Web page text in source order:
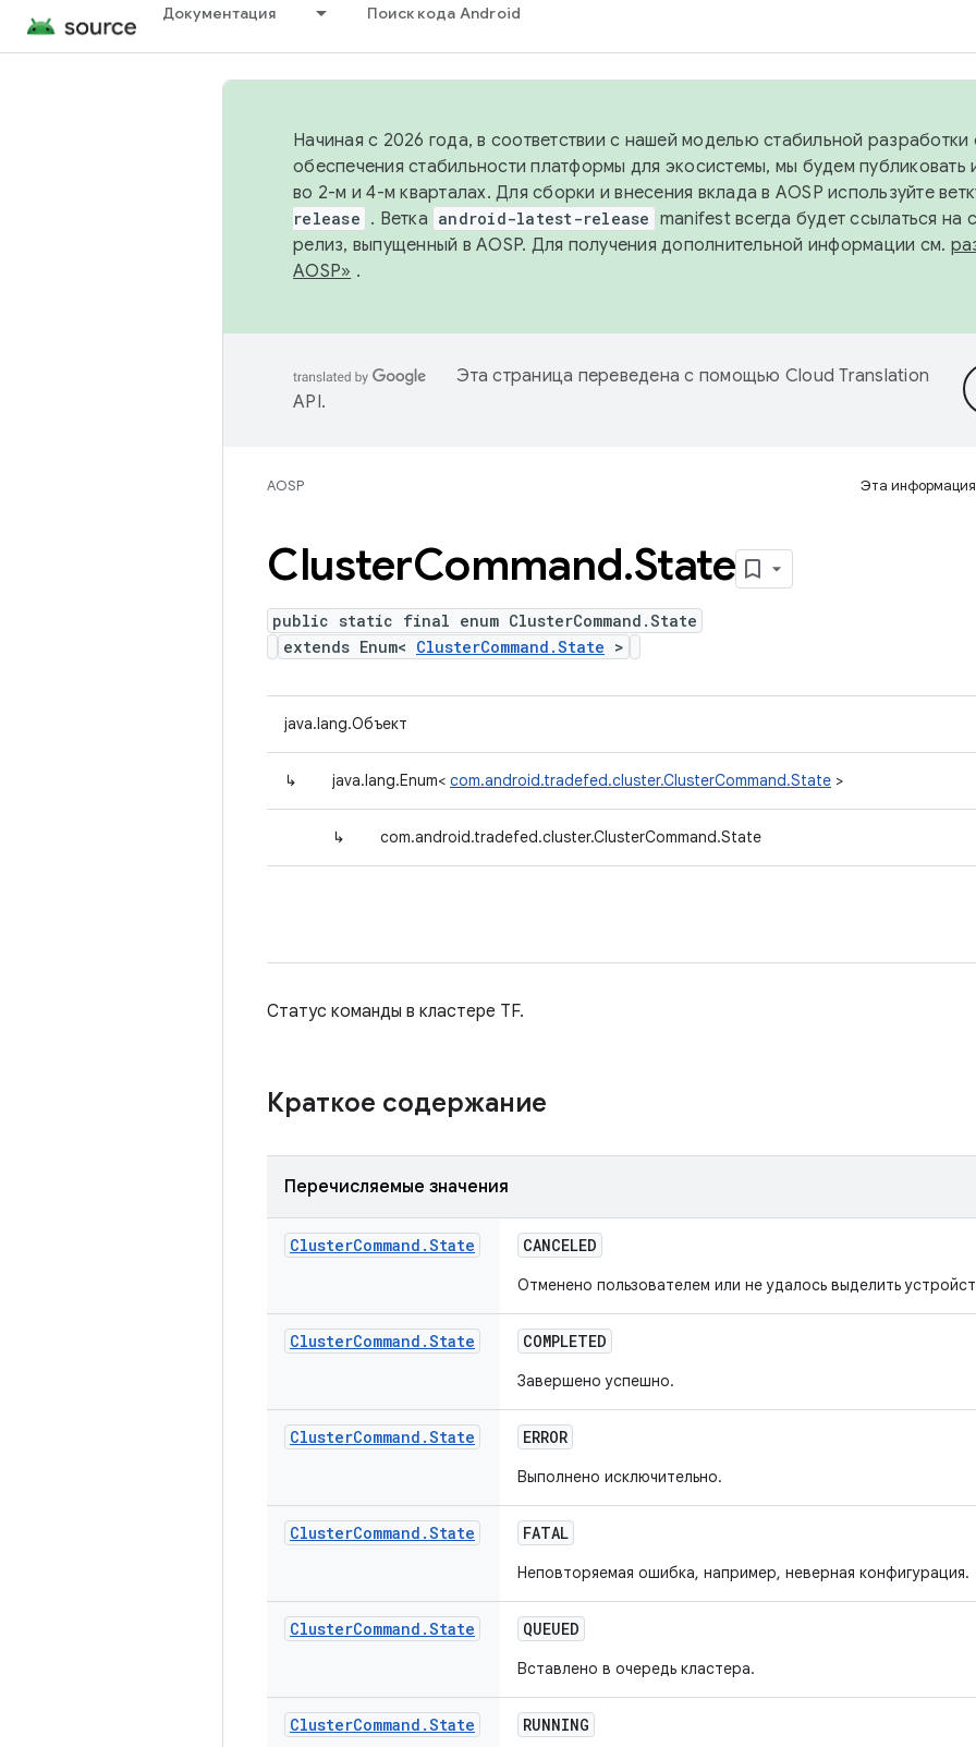
Документация Поиск кода Android
Начиная с 2026 года, в соответствии с нашей моделью стабильной разработки
обеспечения стабильности платформы для экосистемы, мы будем публиковать
во 2-м и 4-м кварталах. Для сборки и внесения вклада в AOSP используйте
release . Ветка android-latest-release manifest всегда будет ссылаться на
релиз, выпущенный в AOSP. Для получения дополнительной информации см.
AOSP» .
Эта страница переведена с помощью Cloud Translation
API.
AOSP Эта информация
ClusterCommand.State
public static final enum ClusterCommand.State
extends Enum< ClusterCommand.State >
java.lang.Объект
↳ java.lang.Enum< com.android.tradefed.cluster.ClusterCommand.State >
↳ com.android.tradefed.cluster.ClusterCommand.State
Статус команды в кластере TF.
Краткое содержание
Перечисляемые значения
ClusterCommand .State CANCELED
Отменено пользователем или не удалось выделить
ClusterCommand .State COMPLETED
Завершено успешно.
ClusterCommand .State ERROR
Выполнено исключительно.
ClusterCommand .State FATAL
Неповторяемая ошибка, например, неверная конфигурация.
ClusterCommand .State QUEUED
Вставлено в очередь кластера.
ClusterCommand .State RUNNING